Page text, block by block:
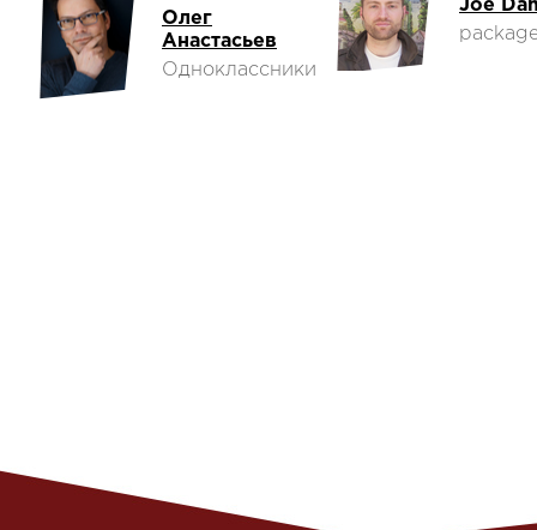
Олег
Анастасьев
Одноклассники
Joe